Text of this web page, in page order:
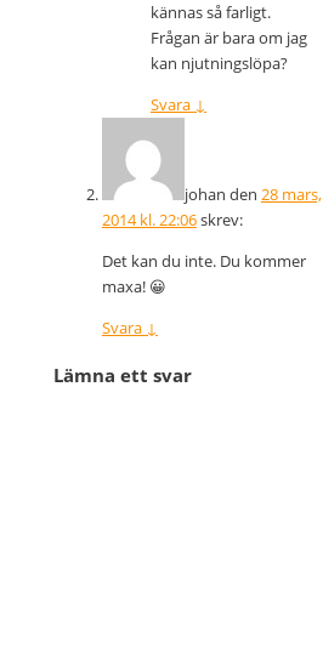
kännas så farligt.
Frågan är bara om jag
kan njutningslöpa?
Svara ↓
johan den 28 mars,
2014 kl. 22:06skrev:
Det kan du inte. Du kommer
maxa! 😀
Svara ↓
Lämna ett svar